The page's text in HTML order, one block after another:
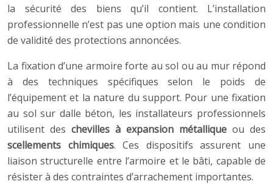
la sécurité des biens qu’il contient. L’installation
professionnelle n’est pas une option mais une condition
de validité des protections annoncées.
La fixation d’une armoire forte au sol ou au mur répond
à des techniques spécifiques selon le poids de
l’équipement et la nature du support. Pour une fixation
au sol sur dalle béton, les installateurs professionnels
utilisent des chevilles à expansion métallique ou des
scellements chimiques. Ces dispositifs assurent une
liaison structurelle entre l’armoire et le bâti, capable de
résister à des contraintes d’arrachement importantes.